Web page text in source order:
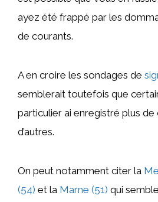
ayez été frappé par les
de courants.
A en croire les sondages de
semblerait toutefois que
particulier ai enregistré plus de
d’autres.
On peut notamment citer la
(54) et la Marne (51) qui